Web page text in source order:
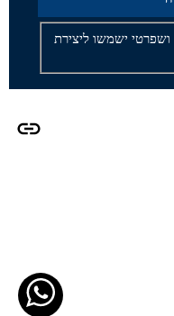
ושפרטי ישמשו ליצירת